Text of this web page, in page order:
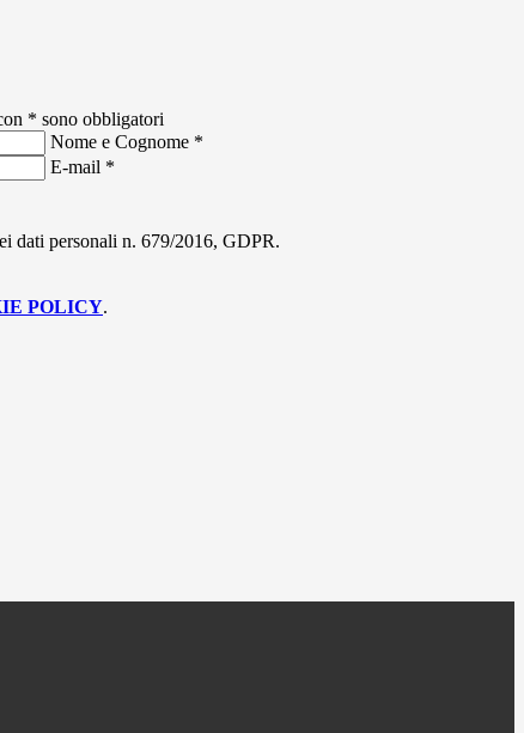
* sono obbligatori
Nome e Cognome *
E-mail *
dati personali n. 679/2016, GDPR.
POLICY.